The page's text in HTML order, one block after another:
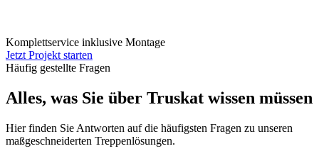
Komplettservice inklusive Montage
Jetzt Projekt starten
Häufig gestellte Fragen
Alles, was Sie über Truskat wissen müssen
Hier finden Sie Antworten auf die häufigsten Fragen zu unseren
maßgeschneiderten Treppenlösungen.